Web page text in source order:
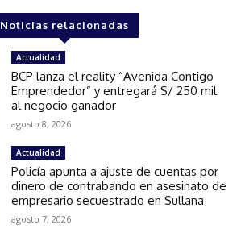
Noticias relacionadas
Actualidad
BCP lanza el reality “Avenida Contigo
Emprendedor” y entregará S/ 250 mil
al negocio ganador
agosto 8, 2026
Actualidad
Policía apunta a ajuste de cuentas por
dinero de contrabando en asesinato de
empresario secuestrado en Sullana
agosto 7, 2026